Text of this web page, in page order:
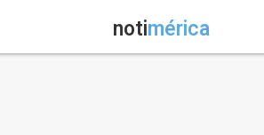
notimérica